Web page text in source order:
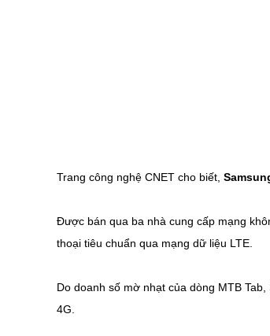
Trang công nghệ CNET cho biết,
Được bán qua ba nhà cung cấp mạng
thoại tiêu chuẩn qua mạng dữ liệu LTE.
Do doanh số mờ nhạt của dòng MTB
4G.